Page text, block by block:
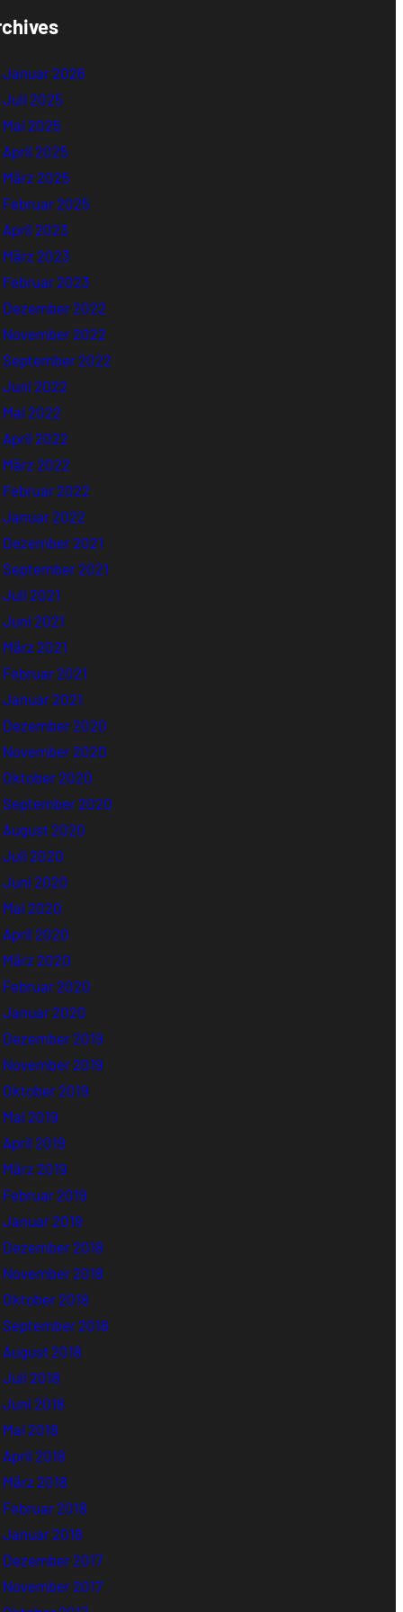
Januar 2026
Juli 2025
Mai 2025
April 2025
März 2025
Februar 2025
April 2023
März 2023
Februar 2023
Dezember 2022
November 2022
September 2022
Juni 2022
Mai 2022
April 2022
März 2022
Februar 2022
Januar 2022
Dezember 2021
September 2021
Juli 2021
Juni 2021
März 2021
Februar 2021
Januar 2021
Dezember 2020
November 2020
Oktober 2020
September 2020
August 2020
Juli 2020
Juni 2020
Mai 2020
April 2020
März 2020
Februar 2020
Januar 2020
Dezember 2019
November 2019
Oktober 2019
Mai 2019
April 2019
März 2019
Februar 2019
Januar 2019
Dezember 2018
November 2018
Oktober 2018
September 2018
August 2018
Juli 2018
Juni 2018
Mai 2018
April 2018
März 2018
Februar 2018
Januar 2018
Dezember 2017
November 2017